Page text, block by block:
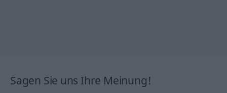
Sagen Sie uns Ihre Meinung!